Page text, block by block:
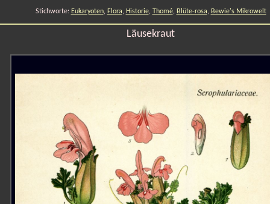
Stichworte: Eukaryoten, Flora, Historie, Thomé, Blüte-rosa, Bewie's Mikrowelt
Läusekraut